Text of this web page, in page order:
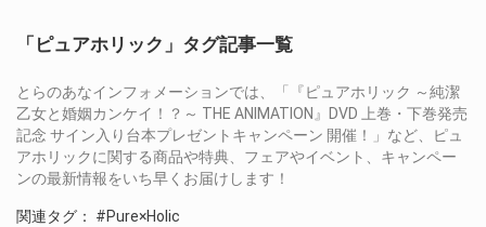
「ピュアホリック」タグ記事一覧
とらのあなインフォメーションでは、「『ピュアホリック ～純潔
乙女と婚姻カンケイ！？～ THE ANIMATION』DVD 上巻・下巻発売
記念 サイン入り台本プレゼントキャンペーン 開催！」など、ピュ
アホリックに関する商品や特典、フェアやイベント、キャンペー
ンの最新情報をいち早くお届けします！
関連タグ： #Pure×Holic